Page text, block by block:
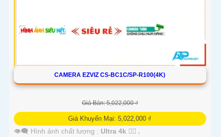
CAMERA EZVIZ CS-BC1C/SP-R100(4K)
Giá Bán: 5,022,000 ₫
Giá Khuyến Mại: 5,022,000 ₫
👁️‍🗨 Hình ảnh chất lượng : Ultra 4k 👍🏾 .